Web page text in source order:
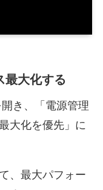
最大化する
き、「電源管理
大化を優先」に
、最大パフォー